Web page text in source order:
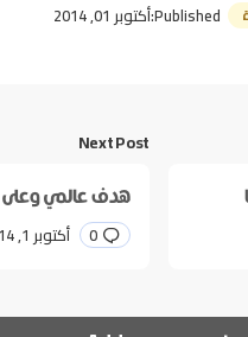
Published:أكتوبر 01, 2014
Next Post
هدف عالمي وعلى
0 أكتوبر 1, 2014